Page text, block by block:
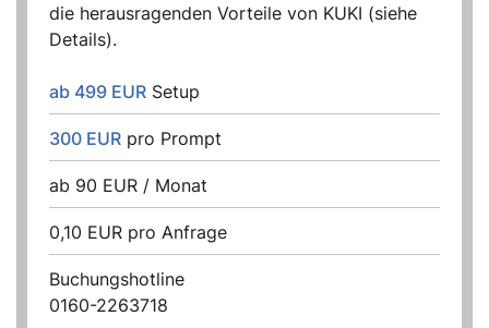
die herausragenden Vorteile von KUKI (siehe
Details).
ab 499 EUR Setup
300 EUR pro Prompt
ab 90 EUR / Monat
0,10 EUR pro Anfrage
Buchungshotline
0160-2263718